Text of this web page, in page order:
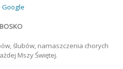
Google
ślubów, namaszczenia chorych
Mszy Świętej.